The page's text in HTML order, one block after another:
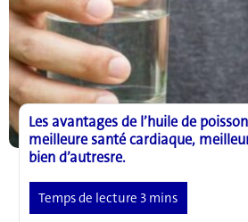
Les avantages de l’huile de
meilleure santé cardiaque,
bien d’autresre.